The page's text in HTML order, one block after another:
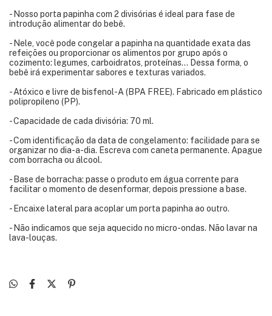
- Nosso porta papinha com 2 divisórias é ideal para fase de
introdução alimentar do bebê.
- Nele, você pode congelar a papinha na quantidade exata das
refeições ou proporcionar os alimentos por grupo após o
cozimento: legumes, carboidratos, proteínas... Dessa forma, o
bebê irá experimentar sabores e texturas variados.
- Atóxico e livre de bisfenol-A (BPA FREE). Fabricado em plástico
polipropileno (PP).
- Capacidade de cada divisória: 70 ml.
- Com identificação da data de congelamento: facilidade para se
organizar no dia-a-dia. Escreva com caneta permanente. Apague
com borracha ou álcool.
- Base de borracha: passe o produto em água corrente para
facilitar o momento de desenformar, depois pressione a base.
- Encaixe lateral para acoplar um porta papinha ao outro.
- Não indicamos que seja aquecido no micro-ondas. Não lavar na
lava-louças.